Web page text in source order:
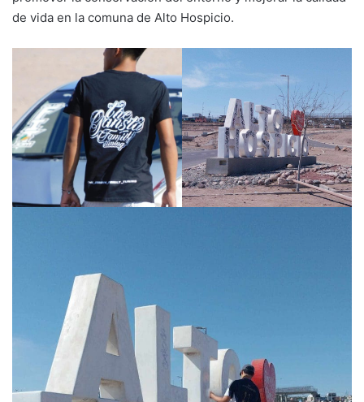
de vida en la comuna de Alto Hospicio.